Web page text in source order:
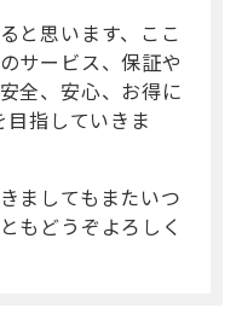
と思います、ここ
サービス、保証や
全、安心、お得に
目指していきま
ましてもまたいつ
もどうぞよろしく